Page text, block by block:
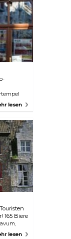
Bio-
lesen
165 Biere
lesen